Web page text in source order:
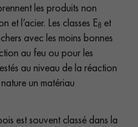
les produits non
et l’acier. Les classes Efl et
avec les moins bonnes
au feu ou pour les
au niveau de la réaction
un matériau
est souvent classé dans la